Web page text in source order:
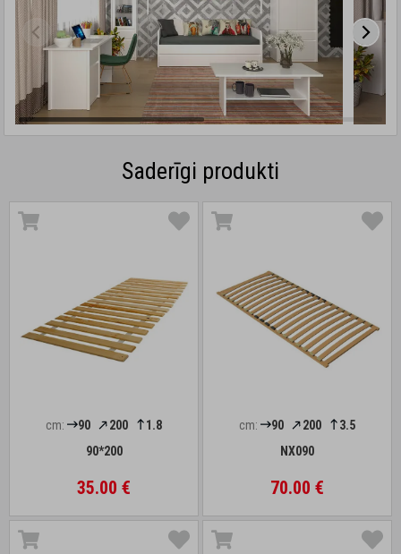
Saderīgi produkti
cm: 90 200
1.8
90*200
35.00 €
cm: 90 200
3.5
NX090
70.00 €